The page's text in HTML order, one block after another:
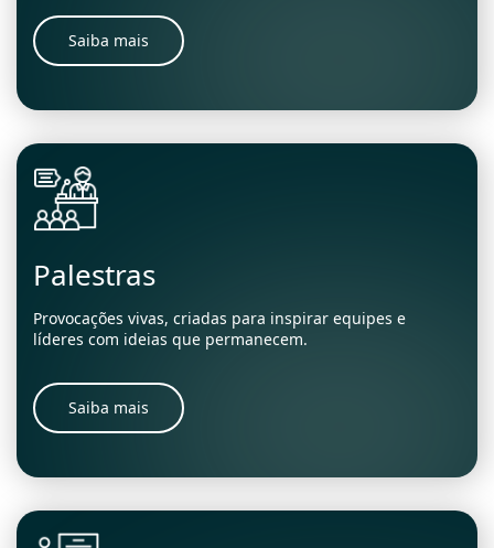
Saiba mais
Palestras
Provocações vivas, criadas para inspirar equipes e
líderes com ideias que permanecem.
Saiba mais